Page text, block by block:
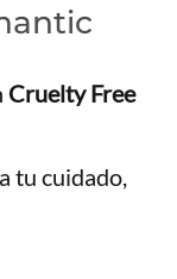
Cruelty Free
tu cuidado,